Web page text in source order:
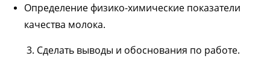
Определение физико-химические показатели
качества молока.
3. Сделать выводы и обоснования по работе.